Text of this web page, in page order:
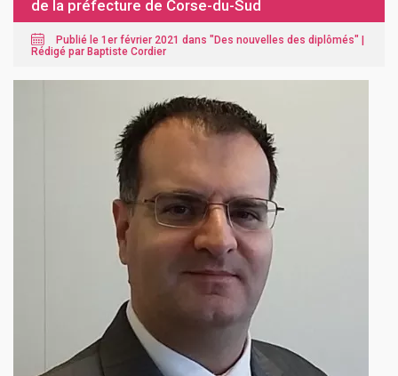
de la préfecture de Corse-du-Sud
Publié le 1er février 2021 dans "Des nouvelles des diplômés" |
Rédigé par Baptiste Cordier